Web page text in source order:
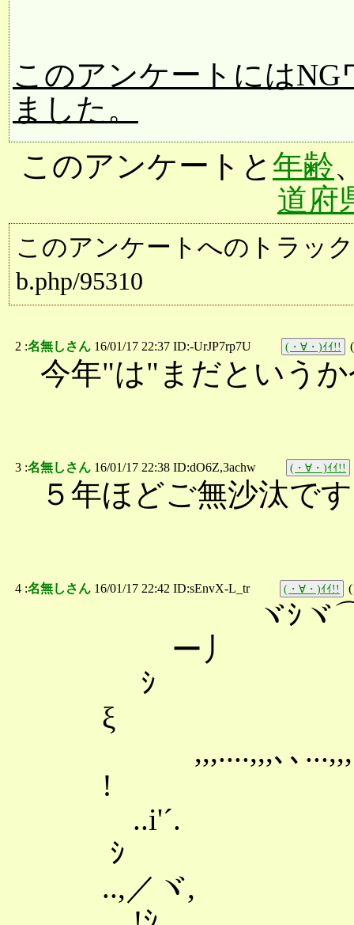
このアンケートにはNG
ました。
このアンケートと 年齢
道府
このアンケートへのトラッ
b.php/95310
2 :名無しさん 16/01/17 22:37 ID:-UrJP7rp7U (・∀・)ｲｲ!! (
今年"は"まだという
3 :名無しさん 16/01/17 22:38 ID:dO6Z,3achw (・∀・)ｲｲ!!
５年ほどご無沙汰です
4 :名無しさん 16/01/17 22:42 ID:sEnvX-L_tr (・∀・)ｲｲ!! (
ヾｼヾ⌒ｼ
ー丿
ｼ
ξ ゞ
,,,....,,,､､
!
..i'´. ヾ'''
ｼ
..,／